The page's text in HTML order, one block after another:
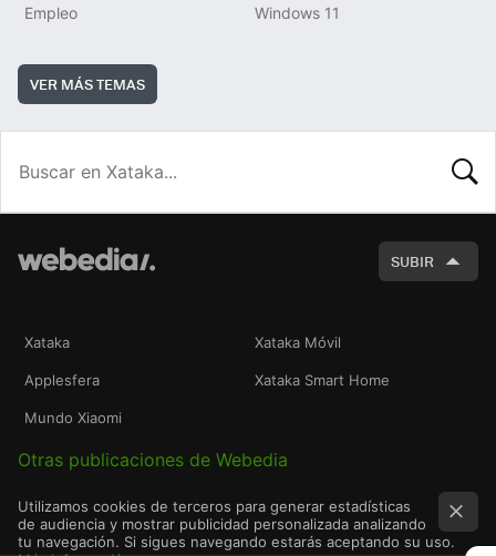
Empleo Windows 11
VER MÁS TEMAS
SUBIR
Xataka Xataka Móvil
Applesfera Xataka Smart Home
Mundo Xiaomi
Otras publicaciones de Webedia
Utilizamos cookies de terceros para generar estadísticas
de audiencia y mostrar publicidad personalizada analizando
tu navegación. Si sigues navegando estarás aceptando su uso.